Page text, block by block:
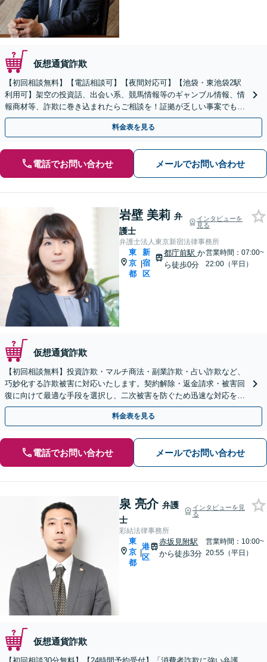
仮想通貨詐欺
【初回相談無料】【電話相談可】【夜間対応可】【池袋・東池袋2駅
利用可】架空の投資話、出会い系、競馬情報等のギャンブル情報、情
報商材等、詐欺に巻き込まれたらご相談を！証拠が乏しい事案でも、
返金の可能性がある限りあきらめずに全力対応します。
料金表を見る
電話でお問い合わせ メールでお問い合わせ
岩壁 美莉 弁
護士
インタビューを
見る
弁護士法人東京新宿法律事務所
東
京
都
|
新
宿
区
都庁前駅 か
ら徒歩0分
営業時間：07:00~
22:00（平日）
仮想通貨詐欺
【初回相談無料】投資詐欺・マルチ商法・副業詐欺・占い詐欺など、
巧妙化する詐欺被害に対応いたします。契約解除・返金請求・被害回
復に向けて最適な手段を選択し、二次被害を防ぐため迅速な対応を心
がけます【都庁前駅直結】【複数拠点あり】
料金表を見る
電話でお問い合わせ メールでお問い合わせ
泉 亮介 弁護
士
インタビューを見
る
彩結法律事務所
東
京
都
|
港
区
赤坂見附駅
から徒歩3分
営業時間：10:00~
20:55（平日）
仮想通貨詐欺